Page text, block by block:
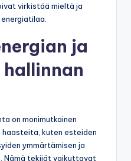
virkistää mieltä ja
ja
hallinnan
on monimutkainen
haasteita, kuten esteiden
ymmärtämisen ja
Nämä tekijät vaikuttavat